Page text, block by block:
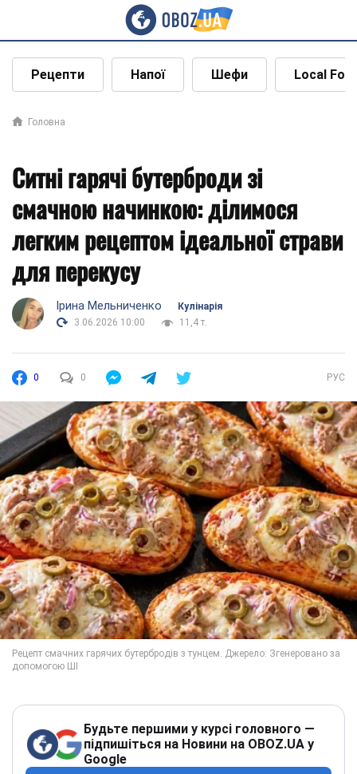
Рецепти Напої Шефи Local
Головна
Ситні гарячі бутерброди зі
смачною начинкою: ділимося
легким рецептом ідеальної страви
для перекусу
Ірина Мельниченко
Кулінарія
3.06.2026 10:00
11,4 т.
0 0 РУС
Будьте першими у курсі головного —
підпишіться на Новини на OBOZ.UA у
Google